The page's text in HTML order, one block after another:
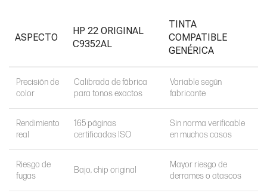
ASPECTO
HP 22 ORIGINAL
C9352AL
TINTA
COMPATIBLE
GENÉRICA
Precisión de
color
Calibrada de fábrica
para tonos exactos
Variable según
fabricante
Rendimiento
real
165 páginas
certificadas ISO
Sin norma verificable
en muchos casos
Riesgo de
fugas
Bajo, chip original
Mayor riesgo de
derrames o atascos